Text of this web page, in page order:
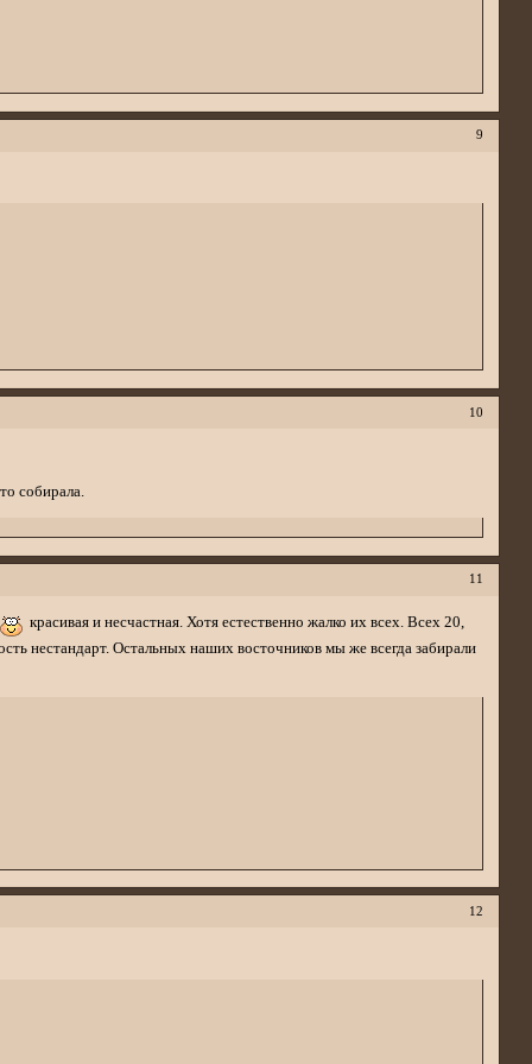
9
10
собирала.
11
красивая и несчастная. Хотя естественно жалко их всех. Всех 20,
нестандарт. Остальных наших восточников мы же всегда забирали
12